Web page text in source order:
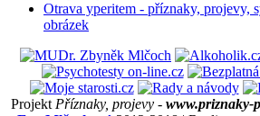
Otrava yperitem - příznaky, projevy,
obrázek
Projekt Příznaky, projevy - www.priznaky-